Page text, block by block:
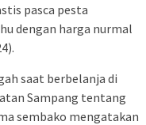
pasca pesta
dengan harga nurmal
saat berbelanja di
Sampang tentang
sembako mengatakan